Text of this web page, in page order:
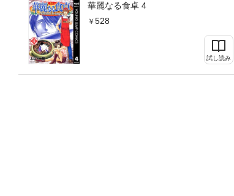
華麗なる食卓 4
528
試し読み